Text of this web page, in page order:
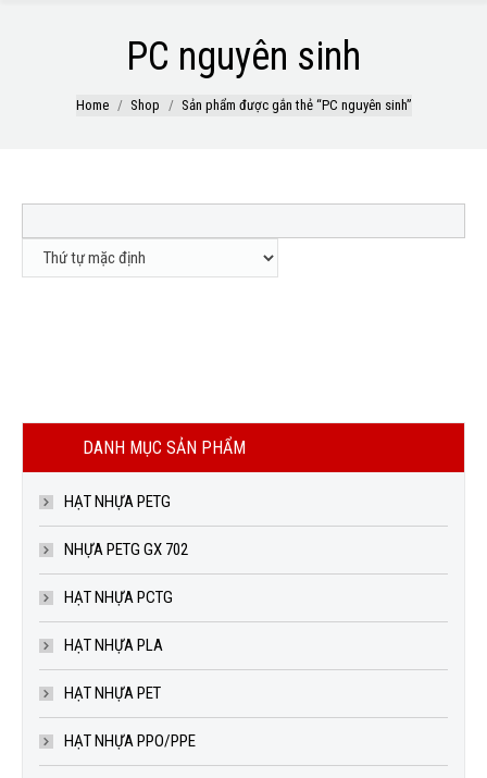
PC nguyên sinh
Home Shop Sản phẩm được gắn thẻ “PC nguyên sinh”
DANH MỤC SẢN PHẨM
HẠT NHỰA PETG
NHỰA PETG GX 702
HẠT NHỰA PCTG
HẠT NHỰA PLA
HẠT NHỰA PET
HẠT NHỰA PPO/PPE